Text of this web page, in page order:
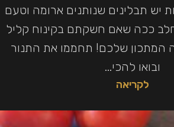
יש תבלינים שנותנים ארומה וטעם
ככה שאם חשקתם בקינוח קליל
המתכון שלכם! תחממו את התנור
ובואו להכי...
לקריאה